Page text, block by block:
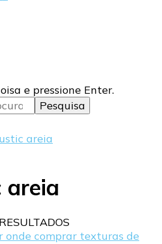
e pressione Enter.
areia
areia